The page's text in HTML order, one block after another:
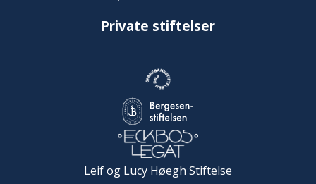
Private stiftelser
Leif og Lucy Høegh Stiftelse